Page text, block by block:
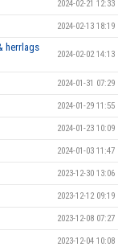
2024-02-21 12:33
2024-02-13 18:19
herrlags
2024-02-02 14:13
2024-01-31 07:29
2024-01-29 11:55
2024-01-23 10:09
2024-01-03 11:47
2023-12-30 13:06
2023-12-12 09:19
2023-12-08 07:27
2023-12-04 10:08